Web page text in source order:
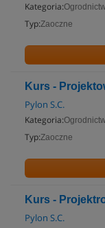
Kategoria:
Typ:Zaoczne
Kurs -
Pylon S.C.
Kategoria:
Typ:Zaoczne
Kurs -
Pylon S.C.